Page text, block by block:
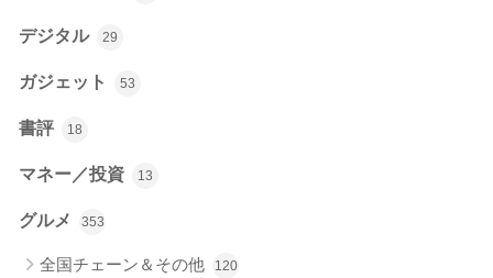
デジタル 29
ガジェット 53
書評 18
マネー／投資 13
グルメ 353
全国チェーン＆その他 120